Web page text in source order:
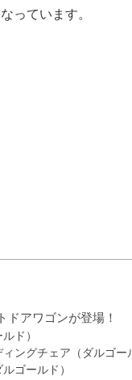
っています。
ドアワゴンが登場！
ド）
ングチェア（ダルゴー
ゴールド）